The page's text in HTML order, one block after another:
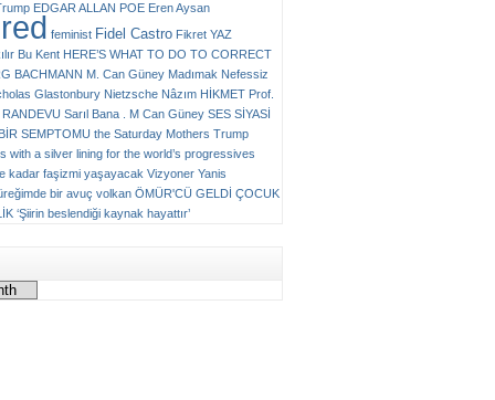
EDGAR ALLAN POE Eren Aysan
feminist Fidel Castro Fikret YAZ
Bu Kent HERE’S WHAT TO DO TO CORRECT
BACHMANN M. Can Güney Madımak Nefessiz
Glastonbury Nietzsche Nâzım HİKMET Prof.
RANDEVU Sarıl Bana . M Can Güney SES SİYASİ
SEMPTOMU the Saturday Mothers Trump
with a silver lining for the world’s progressives
kadar faşizmi yaşayacak Vizyoner Yanis
bir avuç volkan ÖMÜR'CÜ GELDİ ÇOCUK
‘Şiirin beslendiği kaynak hayattır’